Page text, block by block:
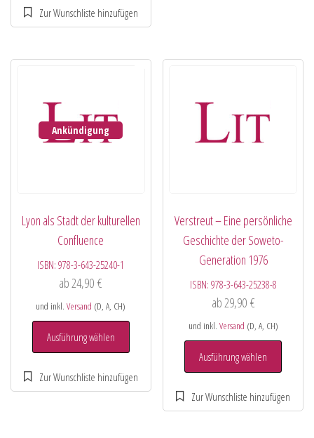
Ankündigung
Lyon als Stadt der kulturellen
Confluence
ISBN:978-3-643-25240-1
ab24,90€
und inkl.Versand (D, A, CH)
Ausführung wählen
Verstreut – Eine persönliche
Geschichte der Soweto-
Generation 1976
ISBN: 978-3-643-25238-8
ab29,90 €
und inkl. Versand (D, A, CH)
Ausführung wählen